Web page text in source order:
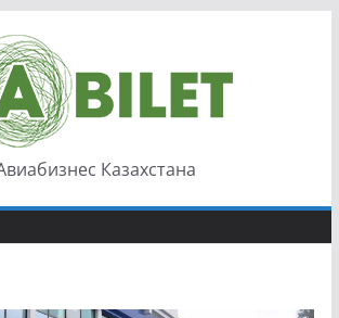
Казахстана